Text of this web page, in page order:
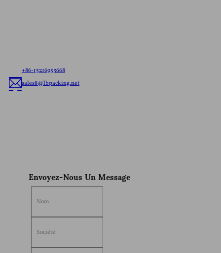
+86-15216953668
sales8@lbpacking.net
Envoyez-Nous Un Message